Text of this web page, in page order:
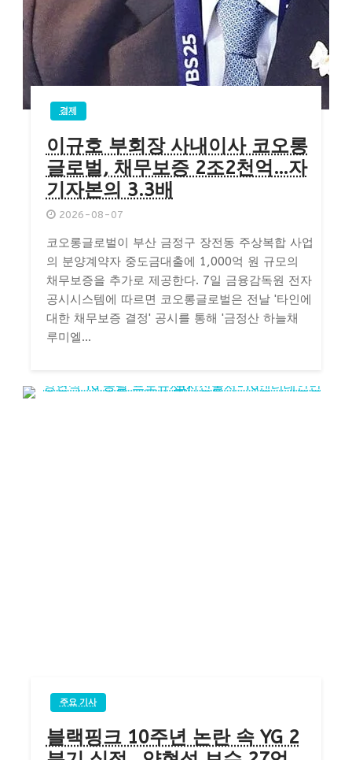
경제
이규호 부회장 사내이사 코오롱
글로벌, 채무보증 2조2천억…자
기자본의 3.3배
2026-08-07
코오롱글로벌이 부산 금정구 장전동 주상복합 사업
의 분양계약자 중도금대출에 1,000억 원 규모의
채무보증을 추가로 제공한다. 7일 금융감독원 전자
공시시스템에 따르면 코오롱글로벌은 전날 '타인에
대한 채무보증 결정' 공시를 통해 '금정산 하늘채
루미엘...
주요 기사
블랙핑크 10주년 논란 속 YG 2